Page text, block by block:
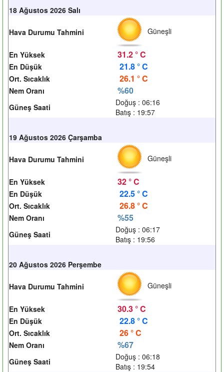
18 Ağustos 2026 Salı
Hava Durumu Tahmini Güneşli
En Yüksek 31.2 ° C
En Düşük 21.8 ° C
Ort. Sıcaklık 26.1 ° C
Nem Oranı %60
Güneş Saati
Doğuş : 06:16
Batış : 19:57
19 Ağustos 2026 Çarşamba
Hava Durumu Tahmini Güneşli
En Yüksek 32 ° C
En Düşük 22.5 ° C
Ort. Sıcaklık 26.8 ° C
Nem Oranı %55
Güneş Saati
Doğuş : 06:17
Batış : 19:56
20 Ağustos 2026 Perşembe
Hava Durumu Tahmini Güneşli
En Yüksek 30.3 ° C
En Düşük 22.8 ° C
Ort. Sıcaklık 26 ° C
Nem Oranı %67
Güneş Saati
Doğuş : 06:18
Batış : 19:54